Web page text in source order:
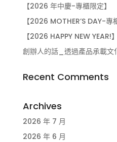
【2026 年中慶-專櫃限定】
【2026 MOTHER’S DAY-專
【2026 HAPPY NEW YEAR!】
創辦人的話_透過產品承載文
Recent Comments
Archives
2026 年 7 月
2026 年 6 月